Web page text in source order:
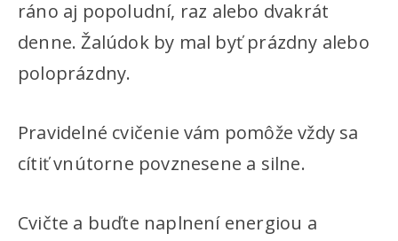
ráno aj popoludní, raz alebo dvakrát
denne. Žalúdok by mal byť prázdny alebo
poloprázdny.
Pravidelné cvičenie vám pomôže vždy sa
cítiť vnútorne povznesene a silne.
Cvičte a buďte naplnení energiou a